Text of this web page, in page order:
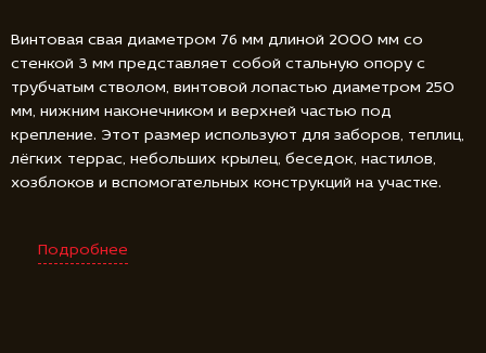
Винтовая свая диаметром 76 мм длиной 2000 мм со
стенкой 3 мм представляет собой стальную опору с
трубчатым стволом, винтовой лопастью диаметром 250
мм, нижним наконечником и верхней частью под
крепление. Этот размер используют для заборов, теплиц,
лёгких террас, небольших крылец, беседок, настилов,
хозблоков и вспомогательных конструкций на участке.
Подробнее